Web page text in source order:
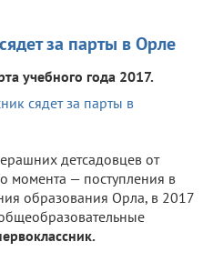
за парты в Орле
учебного года 2017.
детсадовцев от
момента — поступления в
образования Орла, в 2017